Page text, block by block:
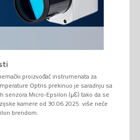
proizvođač instrumenata za
Optris prekinuo je saradnju sa
senzora Micro-Epsilon (µƐ) tako da se
kamere od 30.06.2025. više neće
brendom.